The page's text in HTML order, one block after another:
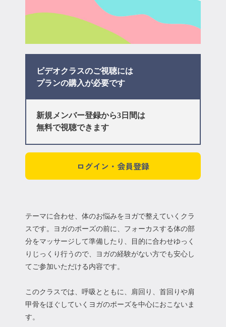
プライバシーポリシー
ビデオクラスのご視聴には
プランの購入が必要です
新規メンバー登録から3日間は
無料で視聴できます
ログイン・会員登録
テーマに合わせ、体のお悩みをヨガで整えていくクラ
スです。ヨガのポーズの前に、フォーカスする体の部
分をマッサージして準備したり、目的に合わせゆっく
りじっくり行うので、ヨガの経験がない方でも安心し
てご参加いただける内容です。
このクラスでは、呼吸とともに、肩回り、首回りや肩
甲骨をほぐしていくヨガのポーズを中心におこないま
す。